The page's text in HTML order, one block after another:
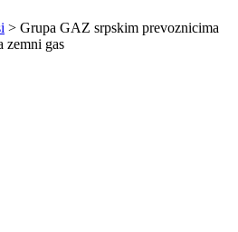
> Grupa GAZ srpskim prevoznicima
zemni gas